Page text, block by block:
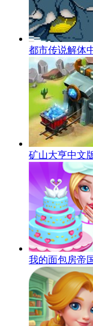
都市传说解体
矿山大亨中文
我的面包房帝